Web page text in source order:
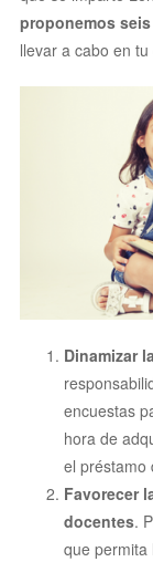
proponemos
llevar a cabo en
Dinamizar
encuestas
hora de
el
Favorecer
docentes.
que permita